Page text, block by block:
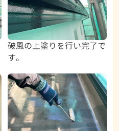
破風の上塗りを行い完了で
す。